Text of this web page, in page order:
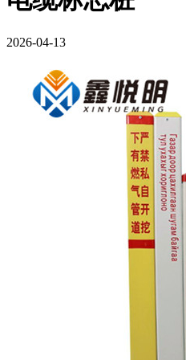
2026-04-13